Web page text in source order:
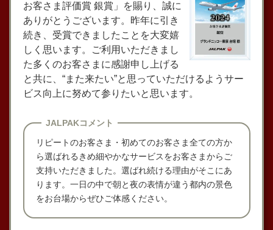
お客さま評価賞 銀賞」を賜り、誠に
ありがとうございます。昨年に引き
続き、受賞できましたことを大変嬉
しく思います。ご利用いただきまし
た多くのお客さまに感謝申し上げる
と共に、“また来たい”と思っていただけるようサー
ビス向上に努めて参りたいと思います。
JALPAKコメント
リピートのお客さま・初めてのお客さま全ての方か
ら選ばれるきめ細やかなサービスをお客さまからご
支持いただきました。選ばれ続ける理由がそこにあ
ります。一日の中で朝と夜の表情が違う都内の景色
をお台場からぜひご体感ください。